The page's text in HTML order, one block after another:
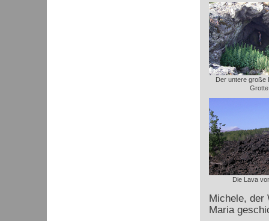
Der untere große
Grotte
Die Lava
Michele, der
Maria